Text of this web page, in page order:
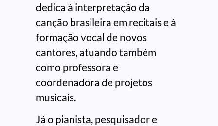
dedica à interpretação da
canção brasileira em recitais e à
formação vocal de novos
cantores, atuando também
como professora e
coordenadora de projetos
musicais.
Já o pianista, pesquisador e